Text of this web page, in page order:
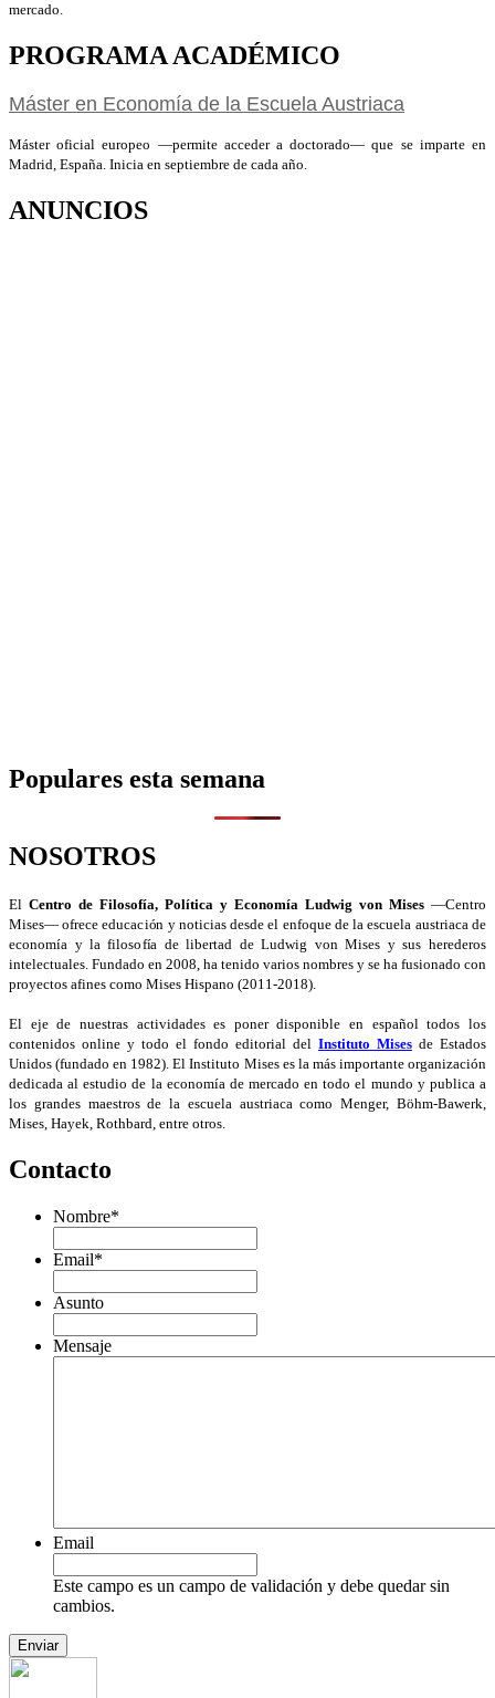
mercado.
PROGRAMA ACADÉMICO
Máster en Economía de la Escuela Austriaca
Máster oficial europeo —permite acceder a doctorado— que se imparte en
Madrid, España. Inicia en septiembre de cada año.
ANUNCIOS
Populares esta semana
NOSOTROS
El Centro de Filosofía, Política y Economía Ludwig von Mises —Centro
Mises— ofrece educación y noticias desde el enfoque de la escuela austriaca de
economía y la filosofía de libertad de Ludwig von Mises y sus herederos
intelectuales. Fundado en 2008, ha tenido varios nombres y se ha fusionado con
proyectos afines como Mises Hispano (2011-2018).
El eje de nuestras actividades es poner disponible en español todos los
contenidos online y todo el fondo editorial del Instituto Mises de Estados
Unidos (fundado en 1982). El Instituto Mises es la más importante organización
dedicada al estudio de la economía de mercado en todo el mundo y publica a
los grandes maestros de la escuela austriaca como Menger, Böhm-Bawerk,
Mises, Hayek, Rothbard, entre otros.
Contacto
Nombre*
Email*
Asunto
Mensaje
Email
Este campo es un campo de validación y debe quedar sin
cambios.